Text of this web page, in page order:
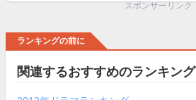
スポンサーリンク
ランキングの前に
関連するおすすめのランキング